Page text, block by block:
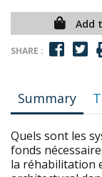
Add
SHARE :
Summary
Quels sont les
fonds
la réhabilitation